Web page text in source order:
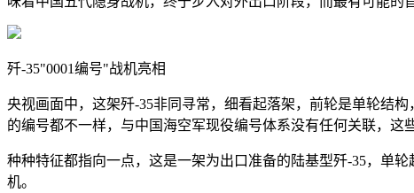
歼-35"0001编号"战机亮相
央视画面中，这架歼-35非同寻常，细看起落架，前轮是单轮结
的编号都不一样，与中国海空军现役编号体系没有任何关联，这
种种特征都指向一点，这是一架为出口准备的陆基型歼-35，单
机。